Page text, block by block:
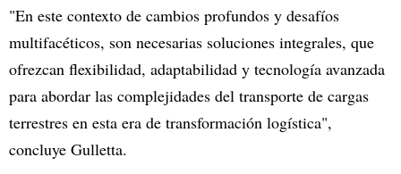
"En este contexto de cambios profundos y desafíos
multifacéticos, son necesarias soluciones integrales, que
ofrezcan flexibilidad, adaptabilidad y tecnología avanzada
para abordar las complejidades del transporte de cargas
terrestres en esta era de transformación logística",
concluye Gulletta.